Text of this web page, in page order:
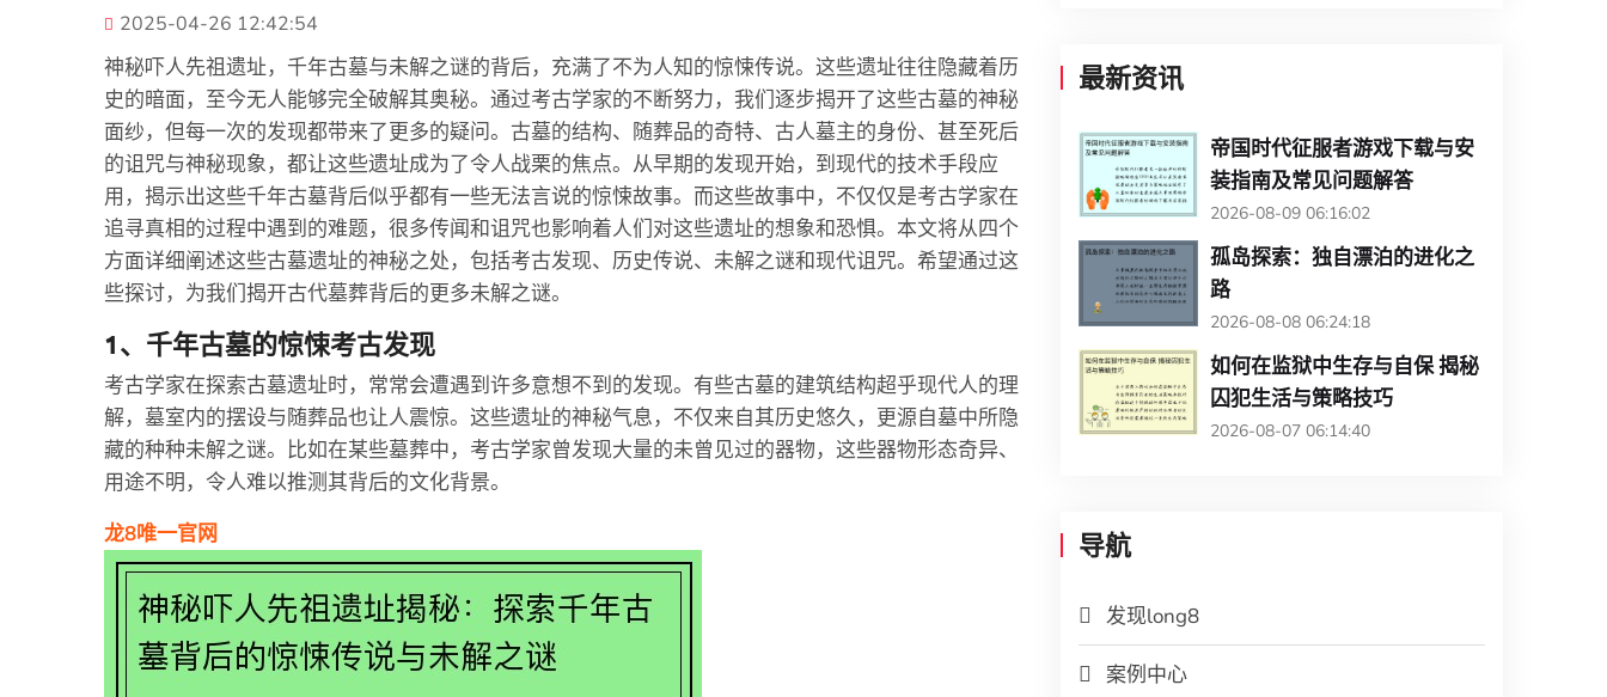
2025-04-26 12:42:54
神秘吓人先祖遗址，千年古墓与未解之谜的背后，充满了不为人知的惊悚传说。这些遗址往往隐藏着历
史的暗面，至今无人能够完全破解其奥秘。通过考古学家的不断努力，我们逐步揭开了这些古墓的神秘
面纱，但每一次的发现都带来了更多的疑问。古墓的结构、随葬品的奇特、古人墓主的身份、甚至死后
的诅咒与神秘现象，都让这些遗址成为了令人战栗的焦点。从早期的发现开始，到现代的技术手段应
用，揭示出这些千年古墓背后似乎都有一些无法言说的惊悚故事。而这些故事中，不仅仅是考古学家在
追寻真相的过程中遇到的难题，很多传闻和诅咒也影响着人们对这些遗址的想象和恐惧。本文将从四个
方面详细阐述这些古墓遗址的神秘之处，包括考古发现、历史传说、未解之谜和现代诅咒。希望通过这
些探讨，为我们揭开古代墓葬背后的更多未解之谜。
1、千年古墓的惊悚考古发现
考古学家在探索古墓遗址时，常常会遭遇到许多意想不到的发现。有些古墓的建筑结构超乎现代人的理
解，墓室内的摆设与随葬品也让人震惊。这些遗址的神秘气息，不仅来自其历史悠久，更源自墓中所隐
藏的种种未解之谜。比如在某些墓葬中，考古学家曾发现大量的未曾见过的器物，这些器物形态奇异、
用途不明，令人难以推测其背后的文化背景。
龙8唯一官网
最新资讯
帝国时代征服者游戏下载与安
装指南及常见问题解答
2026-08-09 06:16:02
孤岛探索：独自漂泊的进化之
路
2026-08-08 06:24:18
如何在监狱中生存与自保 揭秘
囚犯生活与策略技巧
2026-08-07 06:14:40
导航
发现long8
案例中心